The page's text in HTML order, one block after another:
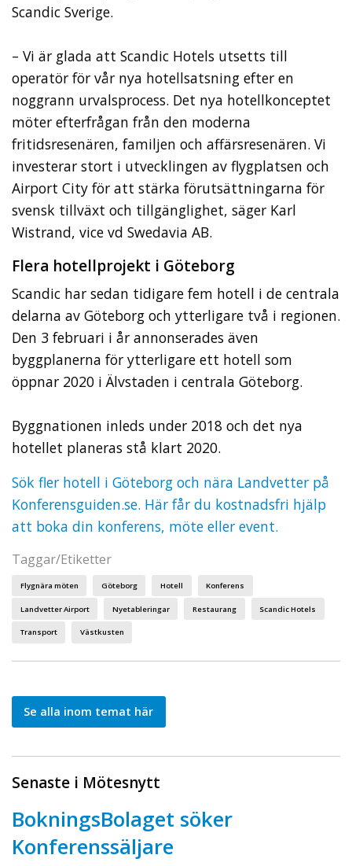
Scandic Sverige.
– Vi är glada att Scandic Hotels utsetts till
operatör för vår nya hotellsatsning efter en
noggrann urvalsprocess. Det nya hotellkonceptet
möter efterfrågan från den moderna
fritidsresenären, familjen och affärsresenären. Vi
investerar stort i utvecklingen av flygplatsen och
Airport City för att stärka förutsättningarna för
svensk tillväxt och tillgänglighet, säger Karl
Wistrand, vice vd Swedavia AB.
Flera hotellprojekt i Göteborg
Scandic har sedan tidigare fem hotell i de centrala
delarna av Göteborg och ytterligare två i regionen.
Den 3 februari i år annonserades även
byggplanerna för ytterligare ett hotell som
öppnar 2020 i Älvstaden i centrala Göteborg.
Byggnationen inleds under 2018 och det nya
hotellet planeras stå klart 2020.
Sök fler hotell i Göteborg och nära Landvetter på
Konferensguiden.se. Här får du kostnadsfri hjälp
att boka din konferens, möte eller event.
Taggar/Etiketter
Flygnära möten Göteborg Hotell Konferens
Landvetter Airport Nyetableringar Restaurang Scandic Hotels
Transport Västkusten
Se alla inom temat här
Senaste i Mötesnytt
BokningsBolaget söker
Konferenssäljare